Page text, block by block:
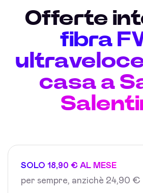
Offerte
fibra
casa a
SOLO 18,90 € AL MESE
per sempre, anzichè 24,90 €